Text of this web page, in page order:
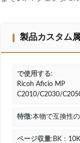
製品カスタム
で使用する:
Ricoh Aficio MP
C2010/C2030/
特徴:本物で互換性
ページ収量: BK：